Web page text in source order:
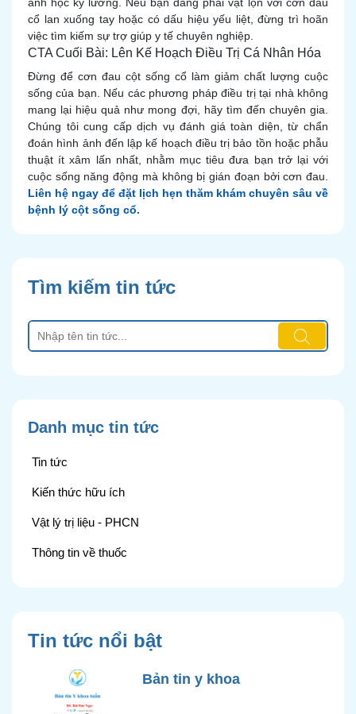
cổ lan xuống tay hoặc có dấu hiệu yếu liệt, đừng trì hoãn
việc tìm kiếm sự trợ giúp y tế chuyên nghiệp.
CTA Cuối Bài: Lên Kế Hoạch Điều Trị Cá Nhân Hóa
Đừng để cơn đau cột sống cổ làm giảm chất lượng cuộc
sống của bạn. Nếu các phương pháp điều trị tại nhà không
mang lại hiệu quả như mong đợi, hãy tìm đến chuyên gia.
Chúng tôi cung cấp dịch vụ đánh giá toàn diện, từ chẩn
đoán hình ảnh đến lập kế hoạch điều trị bảo tồn hoặc phẫu
thuật ít xâm lấn nhất, nhằm mục tiêu đưa bạn trở lại với
cuộc sống năng động mà không bị gián đoạn bởi cơn đau.
Liên hệ ngay để đặt lịch hẹn thăm khám chuyên sâu về
bệnh lý cột sống cổ.
Tìm kiếm tin tức
Danh mục tin tức
Tin tức
Kiến thức hữu ích
Vật lý trị liệu - PHCN
Thông tin về thuốc
Tin tức nổi bật
Bản tin y khoa